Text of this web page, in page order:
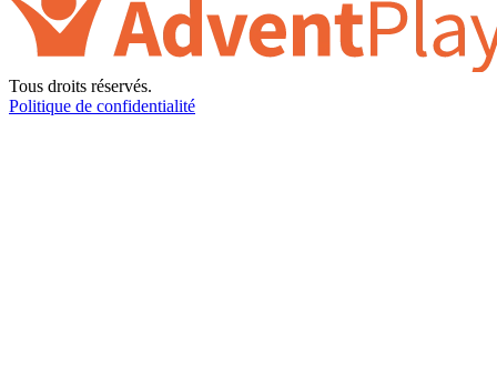
Tous droits réservés.
Politique de confidentialité